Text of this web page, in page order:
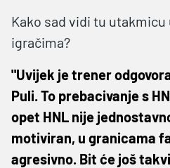
Kako sad vidi tu
igračima?
"Uvijek je trener
Puli. To prebacivanje s
opet HNL nije
motiviran, u granicama
agresivno. Bit će još